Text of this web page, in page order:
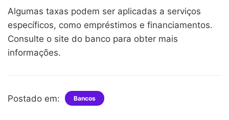
Algumas taxas podem ser aplicadas a serviços
específicos, como empréstimos e financiamentos.
Consulte o site do banco para obter mais
informações.
Postado em: Bancos